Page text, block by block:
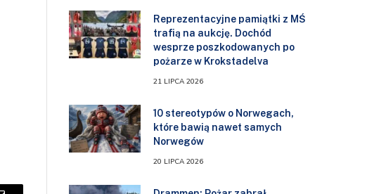
Reprezentacyjne pamiątki z MŚ
trafią na aukcję. Dochód
wesprze poszkodowanych po
pożarze w Krokstadelva
21 LIPCA 2026
10 stereotypów o Norwegach,
które bawią nawet samych
Norwegów
20 LIPCA 2026